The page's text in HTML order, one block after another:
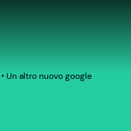
‣Un altro nuovo google